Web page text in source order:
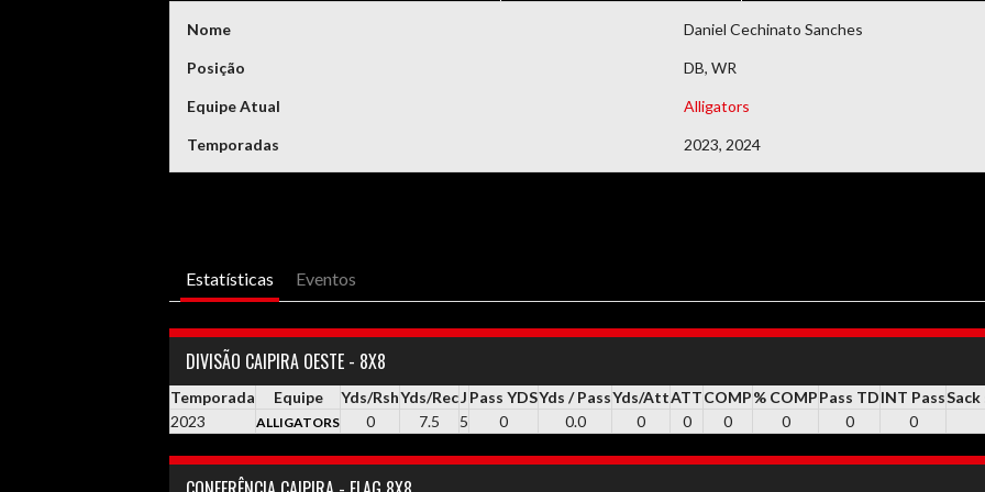
DEMAIS DOCUMENTOS
Nome Daniel Cechinato Sanches
Posição DB, WR
Equipe Atual Alligators
Temporadas 2023, 2024
Estatísticas Eventos
DIVISÃO CAIPIRA OESTE - 8X8
Temporada Equipe Yds/RshYds/RecJ Pass YDSYds / PassYds/AttATTCOMP% COMPPass TDINT Pass
2023
ALLIGATORS 0 7.5 5 0 0.0 0 0 0 0 0 0